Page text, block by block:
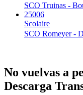
SCO Truinas -
25006
Scolaire
SCO Romeyer -
No vuelvas a
Descarga